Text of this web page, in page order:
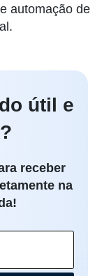
automação de
útil e
receber
na